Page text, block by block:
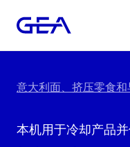
意大利面、挤压零食
本机用于冷却产品